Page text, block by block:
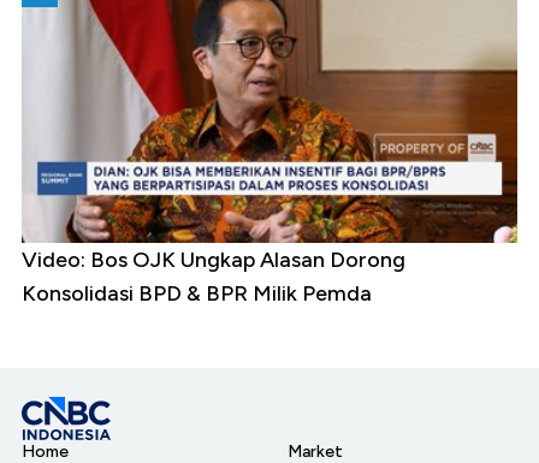
Video: Bos OJK Ungkap Alasan Dorong
Konsolidasi BPD & BPR Milik Pemda
Home
Market